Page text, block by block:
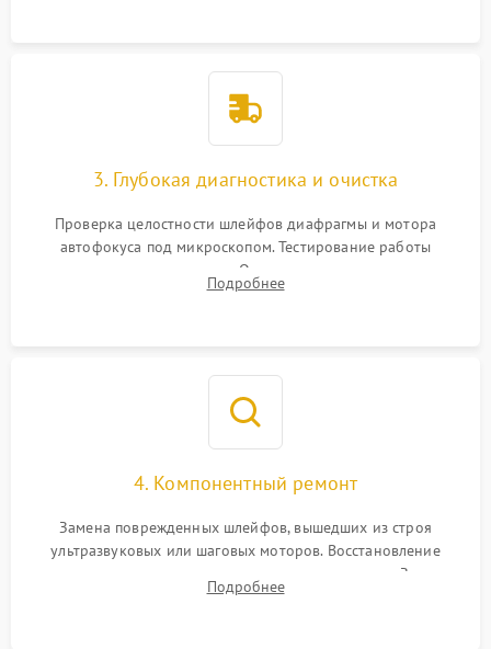
3. Глубокая диагностика и очистка
Проверка целостности шлейфов диафрагмы и мотора
автофокуса под микроскопом. Тестирование работы
электромагнитного привода. Очистка оптических элементов
от пыли, следов влаги и грибка спецрастворами без
Подробнее
4. Компонентный ремонт
Замена поврежденных шлейфов, вышедших из строя
ультразвуковых или шаговых моторов. Восстановление
геометрии направляющих при заклинивании зума. Замена
неисправного блока диафрагмы, датчиков положения или
Подробнее